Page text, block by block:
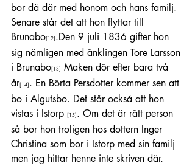
bor då där med honom och hans familj.
Senare står det att hon flyttar till
Brunabo[12] .Den 9 juli 1836 gifter hon
sig nämligen med änklingen Tore Larsson
i Brunabo[13] Maken dör efter bara två
år[14] . En Börta Persdotter kommer sen att
bo i Algutsbo. Det står också att hon
vistas i Istorp [15] . Om det är rätt person
så bor hon troligen hos dottern Inger
Christina som bor i Istorp med sin familj
men jag hittar henne inte skriven där.